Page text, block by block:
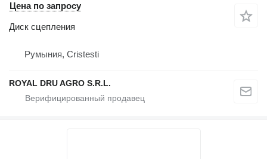
Цена по запросу
Диск сцепления
Румыния, Cristesti
ROYAL DRU AGRO S.R.L.